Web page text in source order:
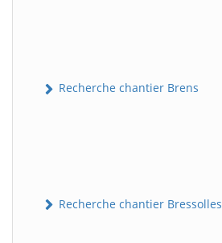
Recherche chantier Brens
Recherche chantier Bressolles